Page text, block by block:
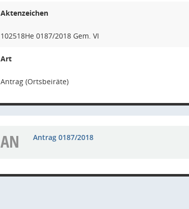
Aktenzeichen
102518He 0187/2018 Gem. VI
Art
Antrag (Ortsbeiräte)
AN Antrag 0187/2018